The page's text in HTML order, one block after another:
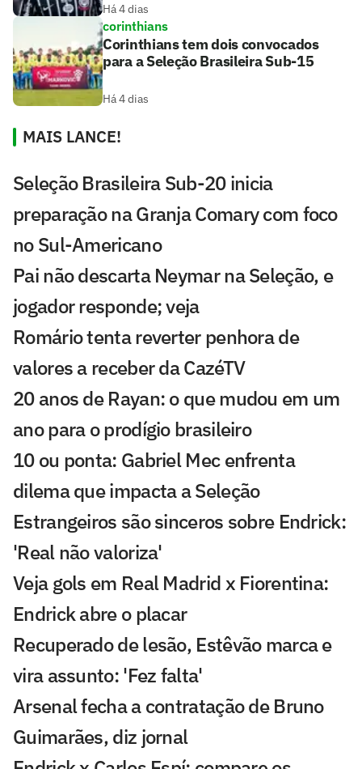
Há 4 dias
corinthians
Corinthians tem dois convocados
para a Seleção Brasileira Sub-15
Há 4 dias
MAIS LANCE!
Seleção Brasileira Sub-20 inicia
preparação na Granja Comary com foco
no Sul-Americano
Pai não descarta Neymar na Seleção, e
jogador responde; veja
Romário tenta reverter penhora de
valores a receber da CazéTV
20 anos de Rayan: o que mudou em um
ano para o prodígio brasileiro
10 ou ponta: Gabriel Mec enfrenta
dilema que impacta a Seleção
Estrangeiros são sinceros sobre Endrick:
'Real não valoriza'
Veja gols em Real Madrid x Fiorentina:
Endrick abre o placar
Recuperado de lesão, Estêvão marca e
vira assunto: 'Fez falta'
Arsenal fecha a contratação de Bruno
Guimarães, diz jornal